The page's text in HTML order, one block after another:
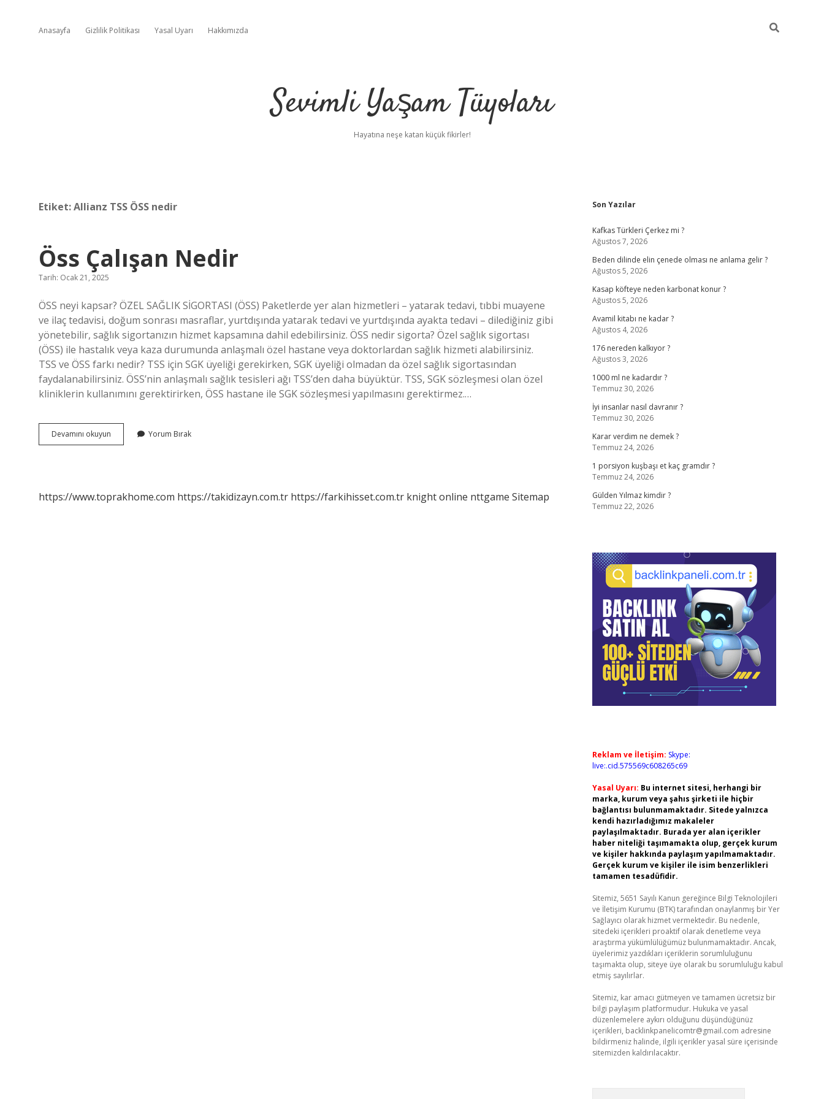
Anasayfa Gizlilik Politikası Yasal Uyarı Hakkımızda
Sevimli Yaşam Tüyoları
Hayatına neşe katan küçük fikirler!
Etiket:Allianz TSS ÖSS nedir
Öss Çalışan Nedir
Tarih: Ocak 21, 2025
ÖSS neyi kapsar? ÖZEL SAĞLIK SİGORTASI (ÖSS) Paketlerde yer alan hizmetleri – yatarak tedavi, tıbbi muayene
ve ilaç tedavisi, doğum sonrası masraflar, yurtdışında yatarak tedavi ve yurtdışında ayakta tedavi – dilediğiniz gibi
yönetebilir, sağlık sigortanızın hizmet kapsamına dahil edebilirsiniz. ÖSS nedir sigorta? Özel sağlık sigortası
(ÖSS) ile hastalık veya kaza durumunda anlaşmalı özel hastane veya doktorlardan sağlık hizmeti alabilirsiniz.
TSS ve ÖSS farkı nedir? TSS için SGK üyeliği gerekirken, SGK üyeliği olmadan da özel sağlık sigortasından
faydalanabilirsiniz. ÖSS’nin anlaşmalı sağlık tesisleri ağı TSS’den daha büyüktür. TSS, SGK sözleşmesi olan özel
kliniklerin kullanımını gerektirirken, ÖSS hastane ile SGK sözleşmesi yapılmasını gerektirmez.…
Devamını okuyun
Çalışan
Yorum Bırak
https://www.toprakhome.com https://takidizayn.com.tr https://farkihisset.com.tr knight online nttgame Sitemap
Sidebar
Son Yazılar
Kafkas Türkleri Çerkez mi ?
Ağustos 7, 2026
Beden dilinde elin çenede olması ne anlama gelir ?
Ağustos 5, 2026
Kasap köfteye neden karbonat konur ?
Ağustos 5, 2026
Avamil kitabı ne kadar ?
Ağustos 4, 2026
176 nereden kalkıyor ?
Ağustos 3, 2026
1000 ml ne kadardır ?
Temmuz 30, 2026
İyi insanlar nasıl davranır ?
Temmuz 30, 2026
Karar verdim ne demek ?
Temmuz 24, 2026
1 porsiyon kuşbaşı et kaç gramdır ?
Temmuz 24, 2026
Gülden Yılmaz kimdir ?
Temmuz 22, 2026
Reklam ve İletişim: Skype:
live:.cid.575569c608265c69
Yasal Uyarı: Bu internet sitesi, herhangi bir
marka, kurum veya şahıs şirketi ile hiçbir
bağlantısı bulunmamaktadır. Sitede yalnızca
kendi hazırladığımız makaleler
paylaşılmaktadır. Burada yer alan içerikler
haber niteliği taşımamakta olup, gerçek kurum
ve kişiler hakkında paylaşım yapılmamaktadır.
Gerçek kurum ve kişiler ile isim benzerlikleri
tamamen tesadüfidir.
Sitemiz, 5651 Sayılı Kanun gereğince Bilgi Teknolojileri
ve İletişim Kurumu (BTK) tarafından onaylanmış bir Yer
Sağlayıcı olarak hizmet vermektedir. Bu nedenle,
sitedeki içerikleri proaktif olarak denetleme veya
araştırma yükümlülüğümüz bulunmamaktadır. Ancak,
üyelerimiz yazdıkları içeriklerin sorumluluğunu
taşımakta olup, siteye üye olarak bu sorumluluğu kabul
etmiş sayılırlar.
Sitemiz, kar amacı gütmeyen ve tamamen ücretsiz bir
bilgi paylaşım platformudur. Hukuka ve yasal
düzenlemelere aykırı olduğunu düşündüğünüz
içerikleri, backlinkpanelicomtr@gmail.com adresine
bildirmeniz halinde, ilgili içerikler yasal süre içerisinde
sitemizden kaldırılacaktır.